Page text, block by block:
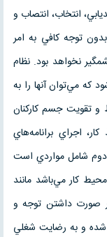
انتخاب، انتصاب و
توجه كافي به امر
نخواهد بود. نظام
كه مي‌توان آنها را به
و تقويت جسم كاركنان
اجراي برانامه‌هاي
شامل مواردي است
كار مي‌باشد مانند
صورت داشتن توجه و
شده و به رضايت شغلي